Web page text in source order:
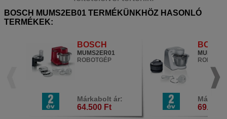
BOSCH MUMS2EB01 TERMÉKÜNKHÖZ HASONLÓ
TERMÉKEK:
BOSCH
MUMS2ER01
ROBOTGÉP
Márkabolt ár:
64.500 Ft
BOSCH
69.500